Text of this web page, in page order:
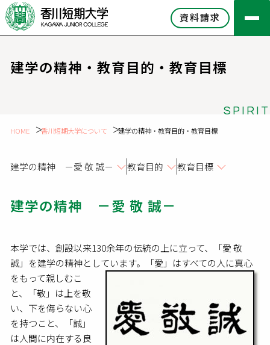
資料請求
建学の精神・教育目的・教育目標
SPIRIT
HOME 香川短期大学について 建学の精神・教育目的・教育目標
建学の精神 －愛 敬 誠－ 教育目的 教育目標
建学の精神 －愛 敬 誠－
本学では、創設以来130余年の伝統の上に立って、「愛 敬
誠」を建学の精神としています。
「愛」はすべての人に真心
をもって親しむこ
と、「敬」は上を敬
い、下を侮らない心
を持つこと、「誠」
は人間に内在する良